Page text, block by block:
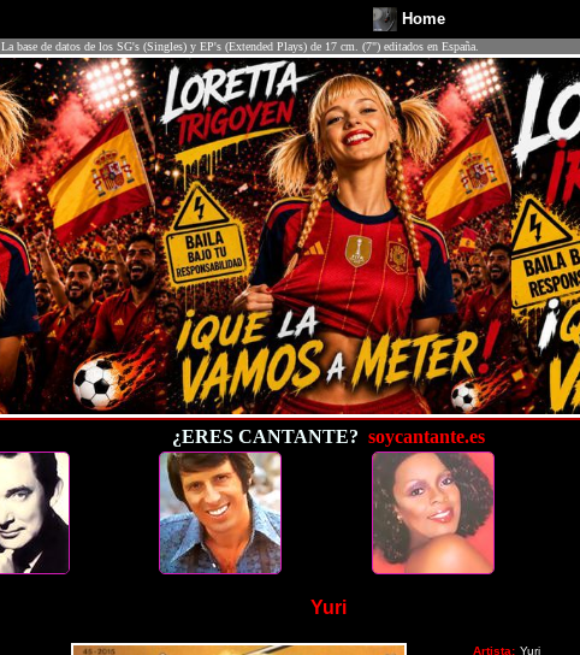
Home
La base de datos de los SG's (Singles) y EP's (Extended Plays) de 17 cm. (7") editados en España.
¿ERES CANTANTE? soycantante.es
Yuri
Artista: Yuri